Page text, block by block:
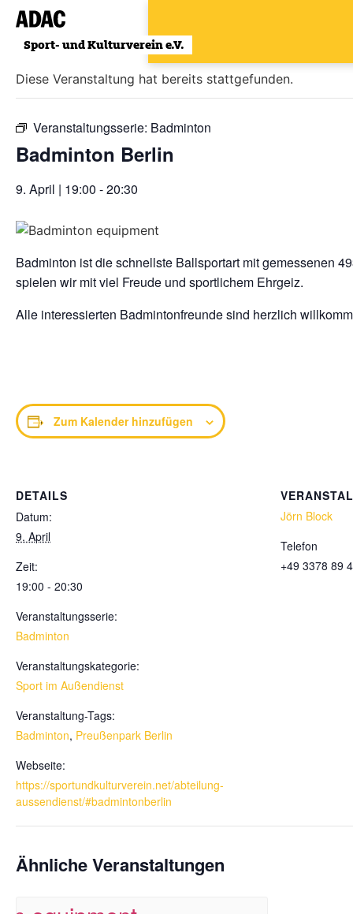
Zum
Inhalt
wechseln
« Alle Veranstaltungen
Diese Veranstaltung hat bereits stattgefunden.
Veranstaltungsserie: Badminton
Badminton Berlin
9. April | 19:00 -20:30
Badminton ist die schnellste Ballsportart mit gemessenen
spielen wir mit viel Freude und sportlichem Ehrgeiz.
Alle interessierten Badmintonfreunde sind herzlich
Zum Kalender hinzufügen
DETAILS
Datum:
9. April
Zeit:
19:00 - 20:30
Veranstaltungsserie:
Badminton
Veranstaltungskategorie:
Sport im Außendienst
Veranstaltung-Tags:
Badminton, Preußenpark Berlin
Webseite:
https://sportundkulturverein.net/abteilung-
aussendienst/#badmintonberlin
Jörn Block
Telefon
+49 3378 89
Ähnliche Veranstaltungen